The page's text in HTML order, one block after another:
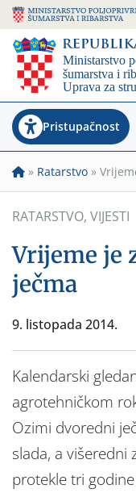
Pristupačnost
» Ratarstvo »
RATARSTVO, VIJESTI
Vrijeme je
ječma
9. listopada 2014.
Kalendarski
agrotehničkom
Ozimi dvoredni
slada, a višeredni
protekle tri